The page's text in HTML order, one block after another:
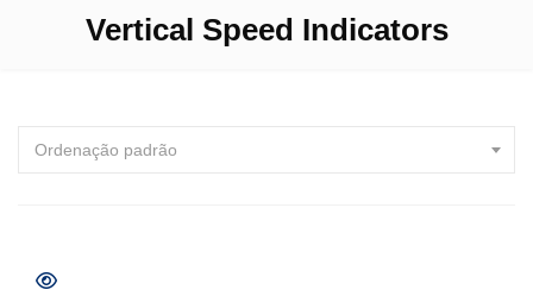
Vertical Speed Indicators
Ordenação padrão